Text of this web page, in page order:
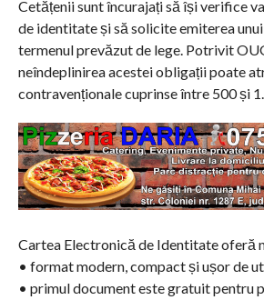
Cetățenii sunt încurajați să își verifice
de identitate și să solicite emiterea
termenul prevăzut de lege. Potrivit
neîndeplinirea acestei obligații poate
contravenționale cuprinse între 500 și
Cartea Electronică de Identitate oferă
• format modern, compact și ușor de
• primul document este gratuit pentru